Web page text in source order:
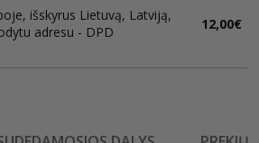
išskyrus Lietuvą, Latviją,
adresu - DPD
12,00€